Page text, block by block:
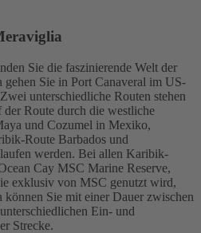
Sie die faszinierende Welt der
Sie in Port Canaveral im US-
unterschiedliche Routen stehen
Route durch die westliche
und Cozumel in Mexiko,
Route Barbados und
werden. Bei allen Karibik-
Cay MSC Marine Reserve,
exklusiv von MSC genutzt wird,
Sie mit einer Dauer zwischen
Ein- und
Strecke.